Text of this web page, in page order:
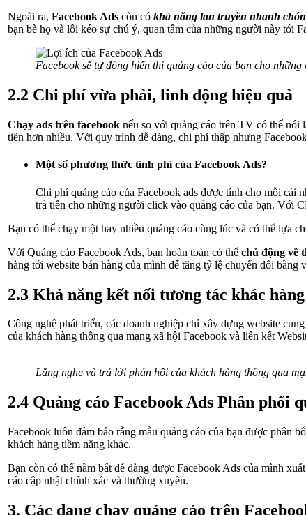
Ngoài ra, Facebook Ads còn có khả năng lan truyền nhanh
bạn bè họ và lôi kéo sự chú ý, quan tâm của những người này tới
Facebook sẽ tự động hiển thị quảng cáo của bạn cho
2.2 Chi phí vừa phải, linh động hiệu quả
Chạy ads trên facebook nếu so với quảng cáo trên TV có thể nói
tiên hơn nhiều. Với quy trình dễ dàng, chi phí thấp nhưng
Một số phương thức tính phí của Facebook Ads?
Chi phí quảng cáo của Facebook ads được tính cho mỗi
trả tiền cho những người click vào quảng cáo của bạn. Với
Bạn có thể chạy một hay nhiều quảng cáo cùng lúc và có thể lựa
Với Quảng cáo Facebook Ads, bạn hoàn toàn có thể chủ động về
hàng tới website bán hàng của mình để tăng tỷ lệ chuyển đổi bằng
2.3 Khả năng kết nối tương tác khác hàng
Công nghệ phát triển, các doanh nghiệp chỉ xây dựng website
của khách hàng thông qua mạng xã hội Facebook và liên kết
Lắng nghe và trả lời phản hồi của khách hàng thông qua
2.4 Quảng cáo Facebook Ads Phân phối
Facebook luôn đảm bảo rằng mẫu quảng cáo của bạn được phân
khách hàng tiềm năng khác.
Bạn còn có thể nắm bắt dễ dàng được Facebook Ads của mình
cáo cập nhật chính xác và thường xuyên.
3. Các dạng chạy quảng cáo trên